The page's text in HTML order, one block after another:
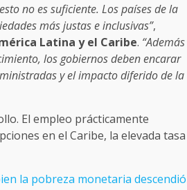
no es suficiente. Los países de la
más justas e inclusivas”,
Latina y el Caribe. “Además
los gobiernos deben encarar
y el impacto diferido de la
El empleo prácticamente
en el Caribe, la elevada tasa
la pobreza monetaria descendió